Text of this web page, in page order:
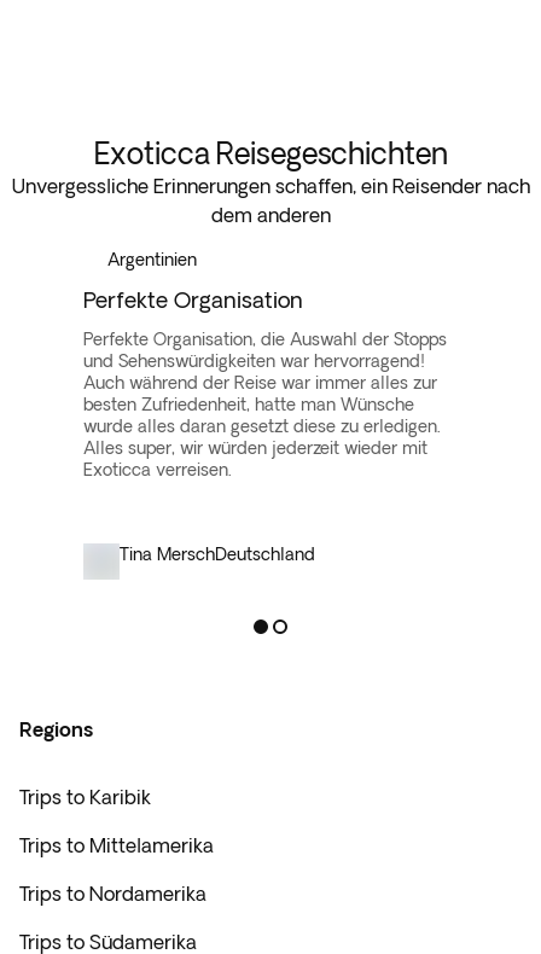
Exoticca Reisegeschichten
Unvergessliche Erinnerungen schaffen, ein Reisender nach
dem anderen
Argentinien
Perfekte Organisation
Perfekte Organisation, die Auswahl der Stopps
und Sehenswürdigkeiten war hervorragend!
Auch während der Reise war immer alles zur
besten Zufriedenheit, hatte man Wünsche
wurde alles daran gesetzt diese zu erledigen.
Alles super, wir würden jederzeit wieder mit
Exoticca verreisen.
Tina MerschDeutschland
Regions
Trips to Karibik
Trips to Mittelamerika
Trips to Nordamerika
Trips to Südamerika